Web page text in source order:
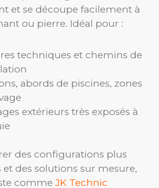
et se découpe facilement à
ou pierre. Idéal pour :
techniques et chemins de
abords de piscines, zones
extérieurs très exposés à
des configurations plus
des solutions sur mesure,
commeJK Technic